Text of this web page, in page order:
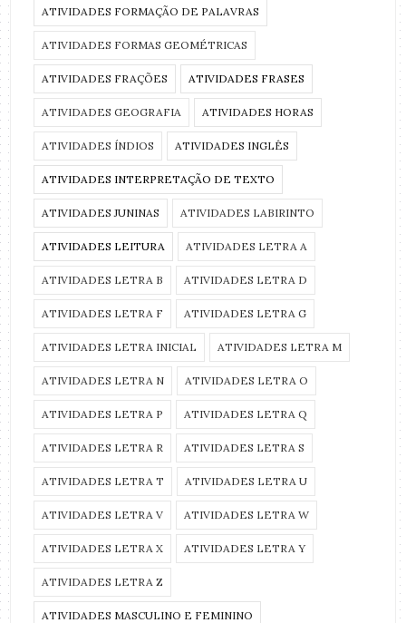
ATIVIDADES FORMAÇÃO DE PALAVRAS
ATIVIDADES FORMAS GEOMÉTRICAS
ATIVIDADES FRAÇÕES ATIVIDADES FRASES
ATIVIDADES GEOGRAFIA ATIVIDADES HORAS
ATIVIDADES ÍNDIOS ATIVIDADES INGLÊS
ATIVIDADES INTERPRETAÇÃO DE TEXTO
ATIVIDADES JUNINAS ATIVIDADES LABIRINTO
ATIVIDADES LEITURA ATIVIDADES LETRA A
ATIVIDADES LETRA B ATIVIDADES LETRA D
ATIVIDADES LETRA F ATIVIDADES LETRA G
ATIVIDADES LETRA INICIAL ATIVIDADES LETRA M
ATIVIDADES LETRA N ATIVIDADES LETRA O
ATIVIDADES LETRA P ATIVIDADES LETRA Q
ATIVIDADES LETRA R ATIVIDADES LETRA S
ATIVIDADES LETRA T ATIVIDADES LETRA U
ATIVIDADES LETRA V ATIVIDADES LETRA W
ATIVIDADES LETRA X ATIVIDADES LETRA Y
ATIVIDADES LETRA Z
ATIVIDADES MASCULINO E FEMININO